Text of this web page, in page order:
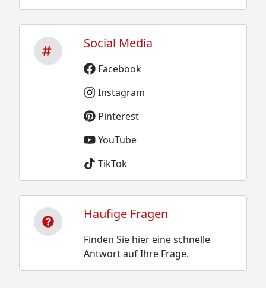
Social Media
Facebook
Instagram
Pinterest
YouTube
TikTok
Häufige Fragen
Finden Sie hier eine schnelle
Antwort auf Ihre Frage.